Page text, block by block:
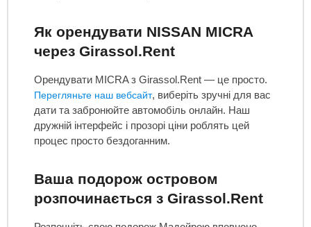
Як орендувати NISSAN MICRA
через Girassol.Rent
Орендувати MICRA з Girassol.Rent — це просто.
Перегляньте наш вебсайт, виберіть зручні для вас
дати та забронюйте автомобіль онлайн. Наш
дружній інтерфейс і прозорі ціни роблять цей
процес просто бездоганним.
Ваша подорож островом
розпочинається з Girassol.Rent